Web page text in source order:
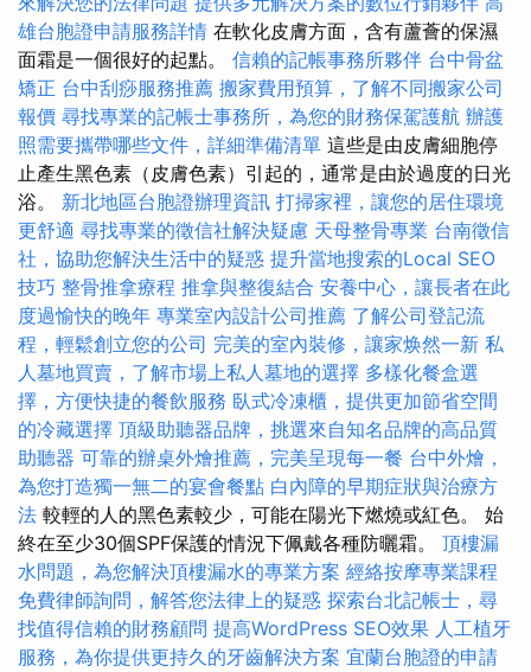
雄台胞證申請服務詳情 在軟化皮膚方面，含有蘆薈的保濕
面霜是一個很好的起點。 信賴的記帳事務所夥伴 台中骨盆
矯正 台中刮痧服務推薦 搬家費用預算，了解不同搬家公司
報價 尋找專業的記帳士事務所，為您的財務保駕護航 辦護
照需要攜帶哪些文件，詳細準備清單 這些是由皮膚細胞停
止產生黑色素（皮膚色素）引起的，通常是由於過度的日光
浴。 新北地區台胞證辦理資訊 打掃家裡，讓您的居住環境
更舒適 尋找專業的徵信社解決疑慮 天母整骨專業 台南徵信
社，協助您解決生活中的疑惑 提升當地搜索的Local SEO
技巧 整骨推拿療程 推拿與整復結合 安養中心，讓長者在此
度過愉快的晚年 專業室內設計公司推薦 了解公司登記流
程，輕鬆創立您的公司 完美的室內裝修，讓家焕然一新 私
人墓地買賣，了解市場上私人墓地的選擇 多樣化餐盒選
擇，方便快捷的餐飲服務 臥式冷凍櫃，提供更加節省空間
的冷藏選擇 頂級助聽器品牌，挑選來自知名品牌的高品質
助聽器 可靠的辦桌外燴推薦，完美呈現每一餐 台中外燴，
為您打造獨一無二的宴會餐點 白內障的早期症狀與治療方
法 較輕的人的黑色素較少，可能在陽光下燃燒或紅色。 始
終在至少30個SPF保護的情況下佩戴各種防曬霜。 頂樓漏
水問題，為您解決頂樓漏水的專業方案 經絡按摩專業課程
免費律師詢問，解答您法律上的疑惑 探索台北記帳士，尋
找值得信賴的財務顧問 提高WordPress SEO效果 人工植牙
服務，為你提供更持久的牙齒解決方案 宜蘭台胞證的申請